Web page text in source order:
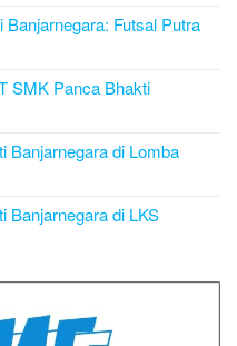
Futsal Putra
SMK Panca Bhakti
Banjarnegara di Lomba
Banjarnegara di LKS